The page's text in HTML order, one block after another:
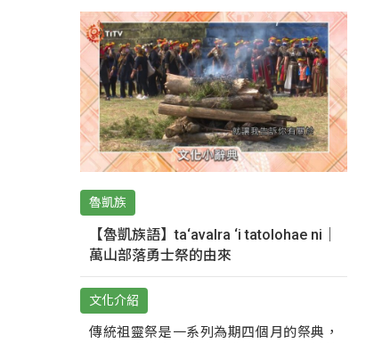
魯凱族
【魯凱族語】ta‘avalra ‘i tatolohae ni｜
萬山部落勇士祭的由來
文化介紹
傳統祖靈祭是一系列為期四個月的祭典，